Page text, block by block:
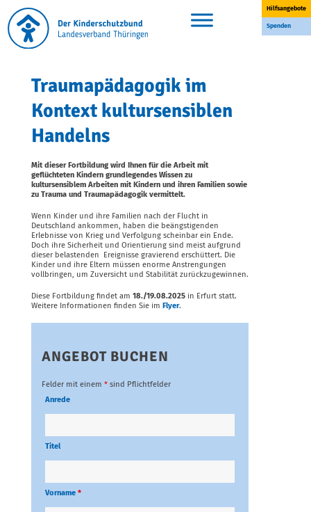
content
Hilfsangebote
Spenden
Traumapädagogik im
Kontext kultursensiblen
Handelns
Mit dieser Fortbildung wird Ihnen für die Arbeit mit
geflüchteten Kindern grundlegendes Wissen zu
kultursensiblem Arbeiten mit Kindern und ihren Familien sowie
zu Trauma und Traumapädagogik vermittelt.
Wenn Kinder und ihre Familien nach der Flucht in
Deutschland ankommen, haben die beängstigenden
Erlebnisse von Krieg und Verfolgung scheinbar ein Ende.
Doch ihre Sicherheit und Orientierung sind meist aufgrund
dieser belastenden Ereignisse gravierend erschüttert. Die
Kinder und ihre Eltern müssen enorme Anstrengungen
vollbringen, um Zuversicht und Stabilität zurückzugewinnen.
Diese Fortbildung findet am 18./19.08.2025in Erfurt statt.
Weitere Informationen finden Sie im Flyer.
ANGEBOT BUCHEN
Felder mit einem* sind Pflichtfelder
Anrede
Titel
Vorname*